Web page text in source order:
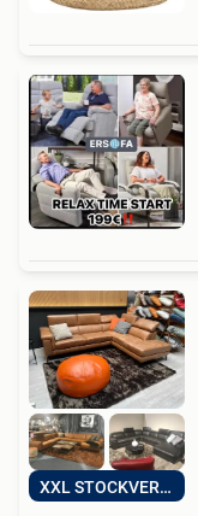
XXL STOCKVERKOOP